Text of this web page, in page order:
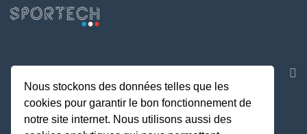
Nous stockons des données telles que les
cookies pour garantir le bon fonctionnement de
notre site internet. Nous utilisons aussi des